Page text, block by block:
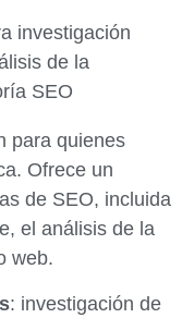
para quienes
Ofrece un
de SEO, incluida
el análisis de la
web.
: investigación de